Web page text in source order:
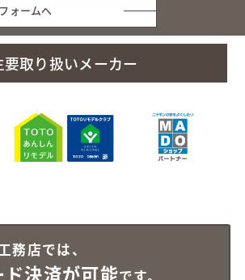
ォームへ
要取り扱いメーカー
務店では、
ド決済が可能です。